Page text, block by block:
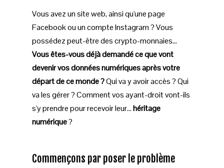
Vous avez un site web, ainsi qu'une page
Facebook ou un compte Instagram ? Vous
possédez peut-être des crypto-monnaies...
Vous êtes-vous déjà demandé ce que vont
devenir vos données numériques après votre
départ de ce monde ?Qui va y avoir accès ? Qui
va les gérer ? Comment vos ayant-droit vont-ils
s'y prendre pour recevoir leur...héritage
numérique?
Commençons par poser le problème